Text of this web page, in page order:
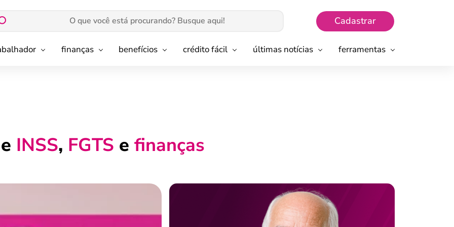
Cadastrar
finanças benefícios crédito fácil últimas notícias ferramentas
INSS, FGTS e finanças